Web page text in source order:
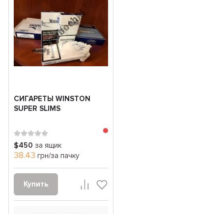
СИГАРЕТЫ WINSTON
SUPER SLIMS
$450 за ящик
38.43 грн/за пачку
Купить